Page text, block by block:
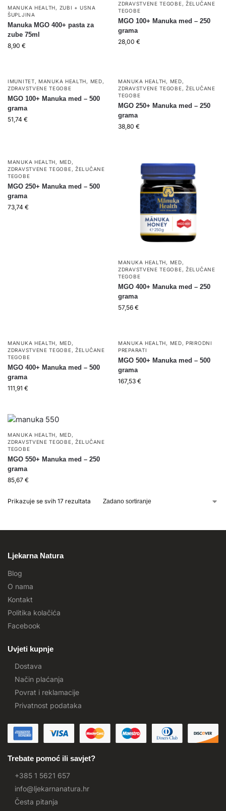
MANUKA HEALTH, ZUBI + USNA
ŠUPLJINA
Manuka MGO 400+ pasta za
zube 75ml
8,90 €
ZDRAVSTVENE TEGOBE,ŽELUČANE
TEGOBE
MGO 100+ Manuka med – 250
grama
28,00 €
IMUNITET,MANUKA HEALTH, MED,
ZDRAVSTVENE TEGOBE
MGO 100+ Manuka med – 500
grama
51,74 €
MANUKA HEALTH, MED,
ZDRAVSTVENE TEGOBE,ŽELUČANE
TEGOBE
MGO 250+ Manuka med – 250
grama
38,80 €
MANUKA HEALTH, MED,
ZDRAVSTVENE TEGOBE,ŽELUČANE
TEGOBE
MGO 250+ Manuka med – 500
grama
73,74 €
MANUKA HEALTH, MED,
ZDRAVSTVENE TEGOBE,ŽELUČANE
TEGOBE
MGO 400+ Manuka med – 250
grama
57,56 €
MANUKA HEALTH, MED,
ZDRAVSTVENE TEGOBE,ŽELUČANE
TEGOBE
MGO 400+ Manuka med – 500
grama
111,91 €
MANUKA HEALTH, MED,PRIRODNI
PREPARATI
MGO 500+ Manuka med – 500
grama
167,53 €
MANUKA HEALTH, MED,
ZDRAVSTVENE TEGOBE,ŽELUČANE
TEGOBE
MGO 550+ Manuka med – 250
grama
85,67 €
Prikazuje se svih 17 rezultata
Ljekarna Natura
Blog
O nama
Kontakt
Politika kolačića
Facebook
Uvjeti kupnje
Dostava
Način plaćanja
Povrat i reklamacije
Privatnost podataka
Trebate pomoć ili savjet?
+385 1 5621 657
info@ljekarnanatura.hr
Česta pitanja